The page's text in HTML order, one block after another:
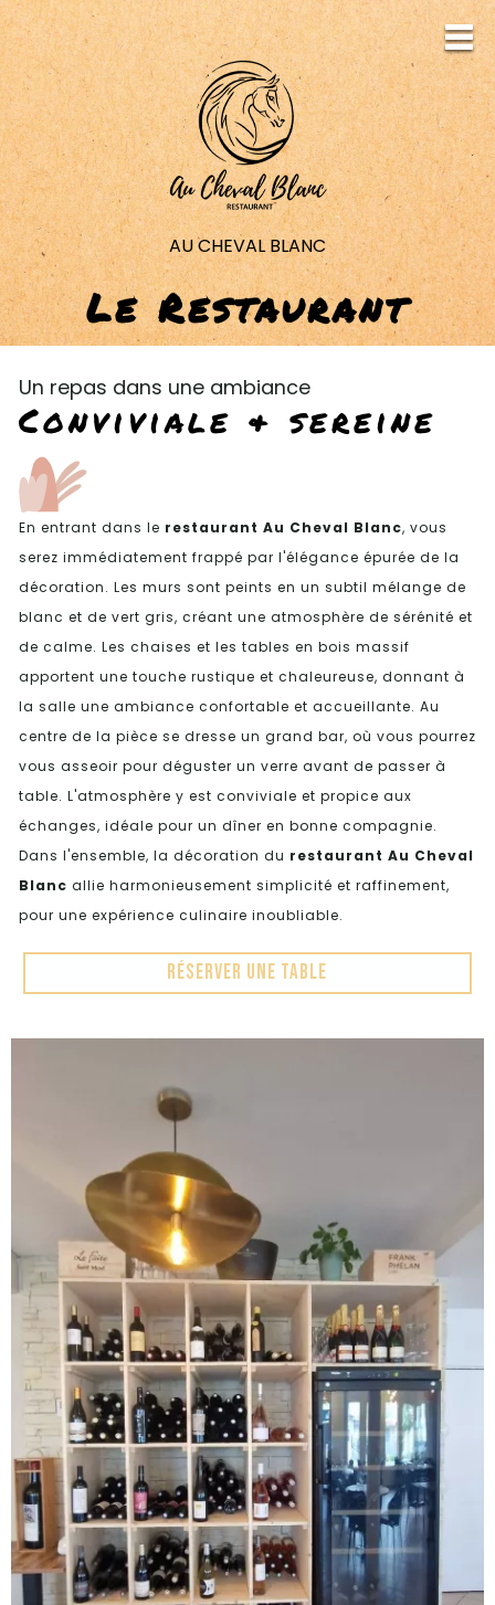
AU CHEVAL BLANC
Le Restaurant
Un repas dans une ambiance
Conviviale & sereine
En entrant dans le restaurant Au Cheval Blanc, vous
serez immédiatement frappé par l'élégance épurée de la
décoration. Les murs sont peints en un subtil mélange de
blanc et de vert gris, créant une atmosphère de sérénité et
de calme. Les chaises et les tables en bois massif
apportent une touche rustique et chaleureuse, donnant à
la salle une ambiance confortable et accueillante. Au
centre de la pièce se dresse un grand bar, où vous pourrez
vous asseoir pour déguster un verre avant de passer à
table. L'atmosphère y est conviviale et propice aux
échanges, idéale pour un dîner en bonne compagnie.
Dans l'ensemble, la décoration du restaurant Au Cheval
Blanc allie harmonieusement simplicité et raffinement,
pour une expérience culinaire inoubliable.
Réserver une table